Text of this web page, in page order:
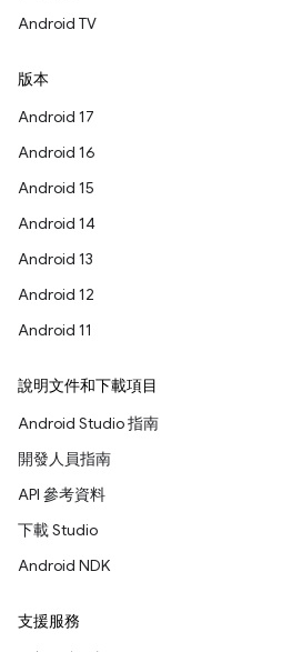
Android TV
版本
Android 17
Android 16
Android 15
Android 14
Android 13
Android 12
Android 11
說明文件和下載項目
Android Studio 指南
開發人員指南
API 參考資料
下載 Studio
Android NDK
支援服務